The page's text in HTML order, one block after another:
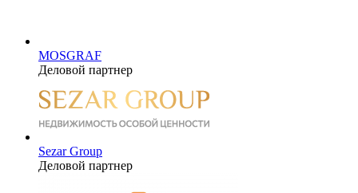
MOSGRAF
Деловой партнер
Sezar Group
Деловой партнер